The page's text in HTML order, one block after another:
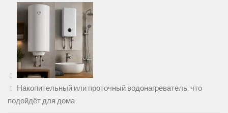
Накопительный или проточный водонагреватель: что
подойдёт для дома